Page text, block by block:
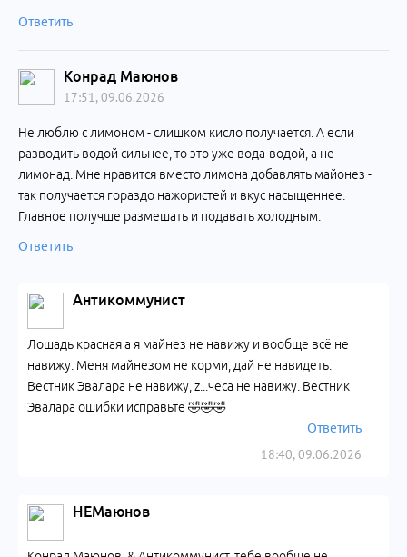
Ответить
Конрад Маюнов
17:51, 09.06.2026
Не люблю с лимоном - слишком кисло получается. А если
разводить водой сильнее, то это уже вода-водой, а не
лимонад. Мне нравится вместо лимона добавлять майонез -
так получается гораздо нажористей и вкус насыщеннее.
Главное получше размешать и подавать холодным.
Ответить
Антикоммунист
18:40, 09.06.2026
Лошадь красная а я майнез не навижу и вообще всё не
навижу. Меня майнезом не корми, дай не навидеть.
Вестник Эвалара не навижу, z...чеса не навижу. Вестник
Эвалара ошибки исправьте 🤣🤣🤣
Ответить
НЕМаюнов